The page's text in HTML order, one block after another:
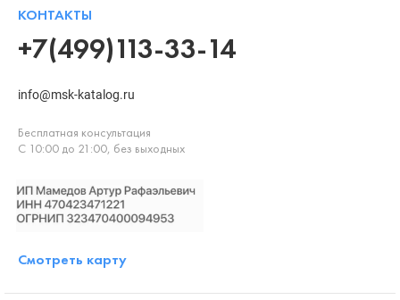
КОНТАКТЫ
+7(499)113-33-14
info@msk-katalog.ru
Бесплатная консультация
С 10:00 до 21:00, без выходных
Смотреть карту